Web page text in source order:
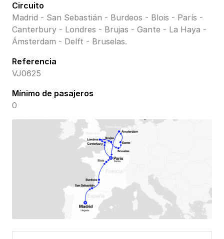
Circuito
Madrid - San Sebastián - Burdeos - Blois - París -
Canterbury - Londres - Brujas - Gante - La Haya -
Ámsterdam - Delft - Bruselas.
Referencia
VJ0625
Mínimo de pasajeros
0